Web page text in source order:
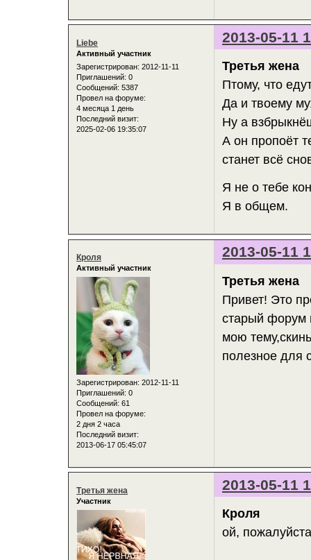
2013-05-11
Liebe
Активный участник
Зарегистрирован: 2012-11-11
Приглашений: 0
Сообщений: 5387
Провел на форуме:
4 месяца 1 день
Последний визит:
2025-02-06 19:35:07
Третья жена
Птому, что
Да и твоему
Ну а
А он пропоёт
станет всё
Я не о тебе
Я в общем.
2013-05-11
Кроля
Активный участник
Зарегистрирован: 2012-11-11
Приглашений: 0
Сообщений: 61
Провел на форуме:
2 дня 2 часа
Последний визит:
2013-06-17 05:45:07
Третья жена
Привет! Это
старый форум
мою
полезное для
2013-05-11
Третья жена
Участник
Кроля
ой,